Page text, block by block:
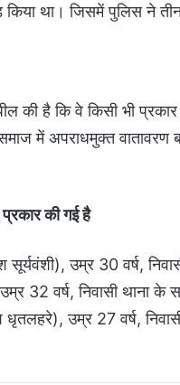
किया था। जिसमें पुलिस ने
की है कि वे किसी भी
में अपराधमुक्त
की गई है
सूर्यवंशी), उम्र 30 वर्ष,
32 वर्ष, निवासी थाना के
धृतलहरे), उम्र 27 वर्ष,